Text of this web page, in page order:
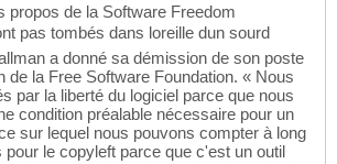
propos de la Software Freedom
pas tombés dans loreille dun sourd
a donné sa démission de son poste
de la Free Software Foundation. « Nous
par la liberté du logiciel parce que nous
condition préalable nécessaire pour un
sur lequel nous pouvons compter à long
le copyleft parce que c'est un outil